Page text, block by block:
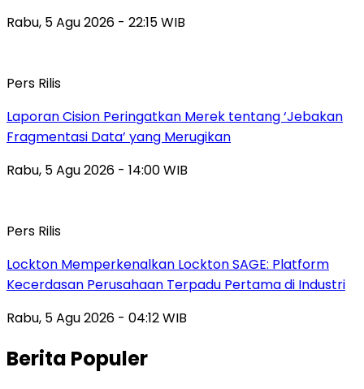
Rabu, 5 Agu 2026 - 22:15 WIB
Pers Rilis
Laporan Cision Peringatkan Merek tentang ‘Jebakan
Fragmentasi Data’ yang Merugikan
Rabu, 5 Agu 2026 - 14:00 WIB
Pers Rilis
Lockton Memperkenalkan Lockton SAGE: Platform
Kecerdasan Perusahaan Terpadu Pertama di Industri
Rabu, 5 Agu 2026 - 04:12 WIB
Berita Populer